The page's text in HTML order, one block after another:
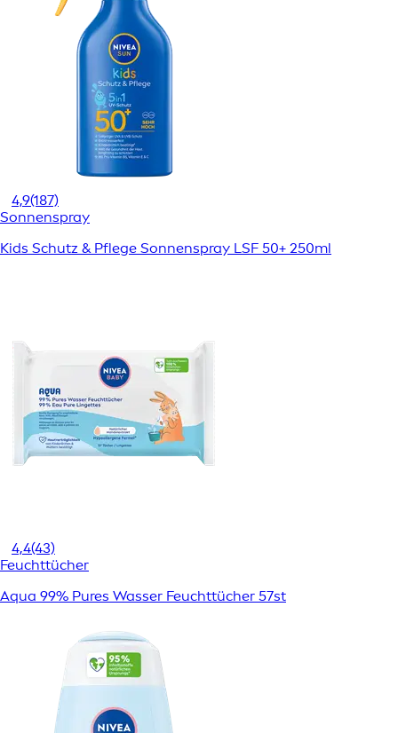
4,9(187)
Sonnenspray
Kids Schutz & Pflege Sonnenspray LSF 50+ 250ml
4,4(43)
Feuchttücher
Aqua 99% Pures Wasser Feuchttücher 57st